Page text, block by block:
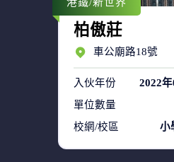
柏傲莊
車公廟路18號
入伙年份
2022
單位數量
校網/校區
小